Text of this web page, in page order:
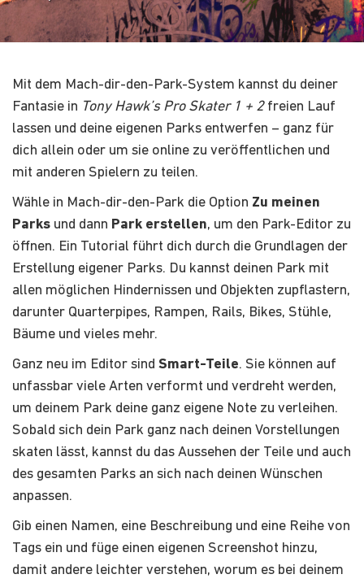
Mit dem Mach-dir-den-Park-System kannst du deiner
Fantasie in Tony Hawk’s Pro Skater 1 + 2freien Lauf
lassen und deine eigenen Parks entwerfen – ganz für
dich allein oder um sie online zu veröffentlichen und
mit anderen Spielern zu teilen.
Wähle in Mach-dir-den-Park die Option Zu meinen
Parks und dann Park erstellen, um den Park-Editor zu
öffnen. Ein Tutorial führt dich durch die Grundlagen der
Erstellung eigener Parks. Du kannst deinen Park mit
allen möglichen Hindernissen und Objekten zupflastern,
darunter Quarterpipes, Rampen, Rails, Bikes, Stühle,
Bäume und vieles mehr.
Ganz neu im Editor sind Smart-Teile. Sie können auf
unfassbar viele Arten verformt und verdreht werden,
um deinem Park deine ganz eigene Note zu verleihen.
Sobald sich dein Park ganz nach deinen Vorstellungen
skaten lässt, kannst du das Aussehen der Teile und auch
des gesamten Parks an sich nach deinen Wünschen
anpassen.
Gib einen Namen, eine Beschreibung und eine Reihe von
Tags ein und füge einen eigenen Screenshot hinzu,
damit andere leichter verstehen, worum es bei deinem